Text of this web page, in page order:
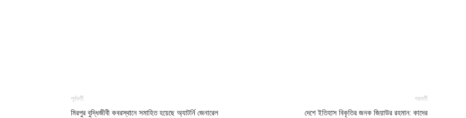
পূর্ববর্তী
মিরপুর বুদ্ধিজীবী কবরস্থানে সমাহিত হয়েছে অ্যাটর্নি জেনারেল
পরবর্তী
দেশে ইতিহাস বিকৃতির জনক জিয়াউর রহমান: কাদের